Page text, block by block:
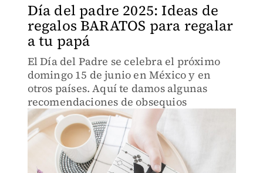
Día del padre 2025: Ideas de
regalos BARATOS para regalar
a tu papá
El Día del Padre se celebra el próximo
domingo 15 de junio en México y en
otros países. Aquí te damos algunas
recomendaciones de obsequios